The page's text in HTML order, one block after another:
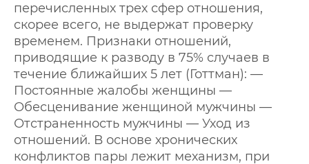
перечисленных трех сфер отношения,
скорее всего, не выдержат проверку
временем. Признаки отношений,
приводящие к разводу в 75% случаев в
течение ближайших 5 лет (Готтман): —
Постоянные жалобы женщины —
Обесценивание женщиной мужчины —
Отстраненность мужчины — Уход из
отношений. В основе хронических
конфликтов пары лежит механизм, при